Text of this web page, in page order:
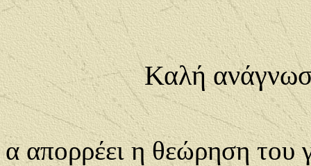
Καλή
α απορρέει η θεώρηση του